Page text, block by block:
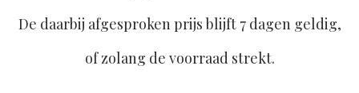
De daarbij afgesproken prijs blijft 7 dagen geldig,
of zolang de voorraad strekt.